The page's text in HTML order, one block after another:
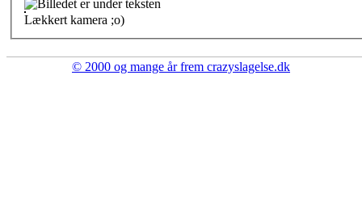
Lækkert kamera ;o)
© 2000 og mange år frem crazyslagelse.dk